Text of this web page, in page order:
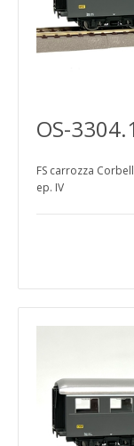
OS-
FS carrozza
ep. IV